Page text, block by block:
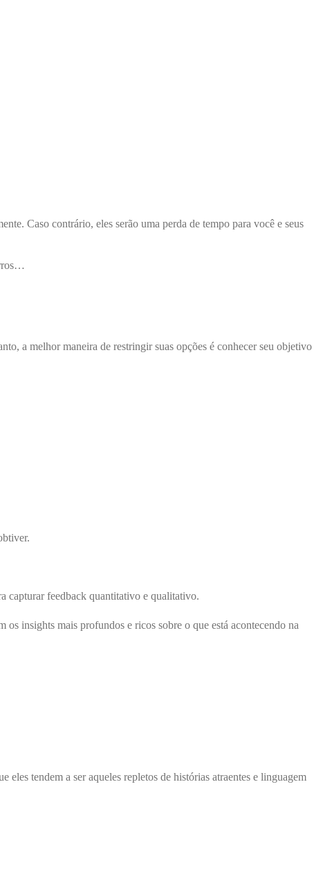
Caso contrário, eles serão uma perda de tempo para você e seus
a melhor maneira de restringir suas opções é conhecer seu objetivo
capturar feedback quantitativo e qualitativo.
os insights mais profundos e ricos sobre o que está acontecendo na
eles tendem a ser aqueles repletos de histórias atraentes e linguagem